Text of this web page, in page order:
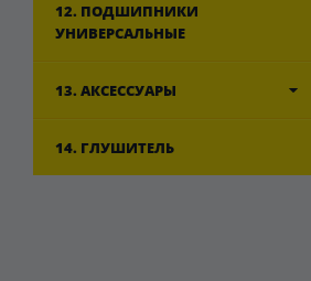
12. ПОДШИПНИКИ
УНИВЕРСАЛЬНЫЕ
13. АКСЕССУАРЫ
14. ГЛУШИТЕЛЬ